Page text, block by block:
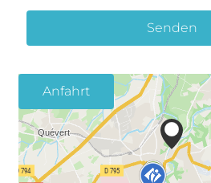
Senden
Anfahrt